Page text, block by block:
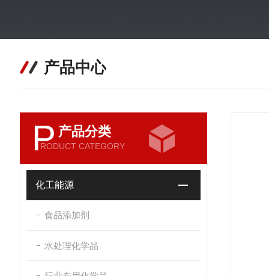
产品中心
P 产品分类
RODUCT CATEGORY
化工能源
食品添加剂
水处理化学品